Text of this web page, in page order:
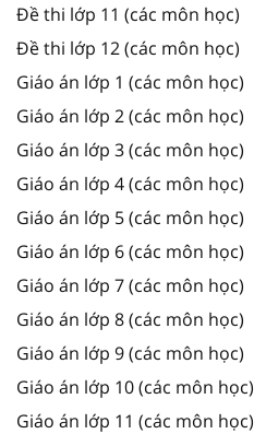
Đề thi lớp 11 (các môn học)
Đề thi lớp 12 (các môn học)
Giáo án lớp 1 (các môn học)
Giáo án lớp 2 (các môn học)
Giáo án lớp 3 (các môn học)
Giáo án lớp 4 (các môn học)
Giáo án lớp 5 (các môn học)
Giáo án lớp 6 (các môn học)
Giáo án lớp 7 (các môn học)
Giáo án lớp 8 (các môn học)
Giáo án lớp 9 (các môn học)
Giáo án lớp 10 (các môn học)
Giáo án lớp 11 (các môn học)